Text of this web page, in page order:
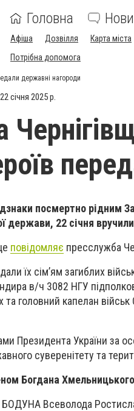
Головна
Афіша Дозвілля Карта міста
Потрібна допомога
державні нагороди
січня 2025 р.
посмертно рідним
держави, 22 січня вручили
повідомляє пресслужба
їх сім’ям загиблих
в/ч 3082 НГУ
та головний капелан військ
Президента України за
суверенітету та
Богдана
БОДУНА Всеволода